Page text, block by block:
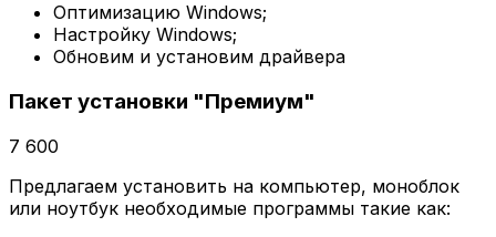
Оптимизацию Windows;
Настройку Windows;
Обновим и установим драйвера
Пакет установки "Премиум"
7 600
Предлагаем установить на компьютер, моноблок
или ноутбук необходимые программы такие как: